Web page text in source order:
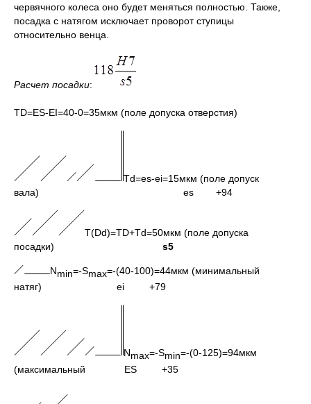
червячного колеса оно будет меняться полностью. Также,
посадка с натягом исключает проворот ступицы
относительно венца.
Расчет посадки:
TD=ES-EI=40-0=35мкм (поле допуска отверстия)
Td=es-ei=15мкм (поле допуск
вала) es +94
T(Dd)=TD+Td=50мкм (поле допуска
посадки) s5
Nmin=-Smax=-(40-100)=44мкм (минимальный
натяг) ei +79
Nmax=-Smin=-(0-125)=94мкм
(максимальный ES +35